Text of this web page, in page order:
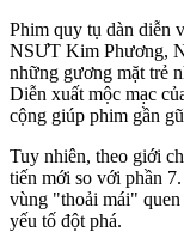
Phim quy tụ dàn diễn
NSƯT Kim Phương,
những gương mặt trẻ
Diễn xuất mộc mạc
cộng giúp phim gần
Tuy nhiên, theo giới
tiến mới so với phần
vùng "thoải mái"
yếu tố đột phá.